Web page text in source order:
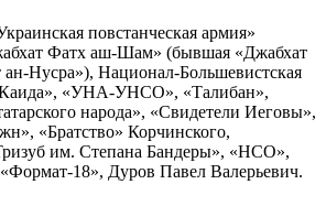
повстанческая армия»
Фатх аш-Шам» (бывшая «Джабхат
Нусра»), Национал-Большевистская
«УНА-УНСО», «Талибан»,
народа», «Свидетели Иеговы»,
«Братство» Корчинского,
им. Степана Бандеры», «НСО»,
18», Дуров Павел Валерьевич.